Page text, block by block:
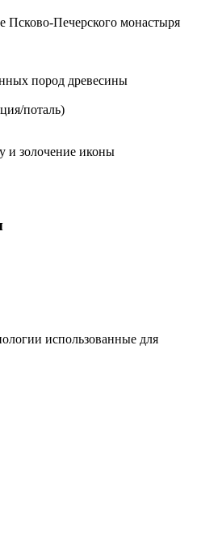
Псково-Печерского монастыря
пород древесины
поталь)
и золочение иконы
использованные для